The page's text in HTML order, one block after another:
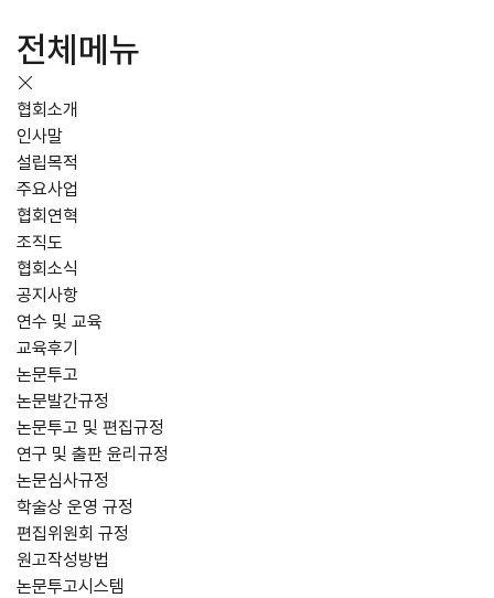
전체메뉴
협회소개
인사말
설립목적
주요사업
협회연혁
조직도
협회소식
공지사항
연수 및 교육
교육후기
논문투고
논문발간규정
논문투고 및 편집규정
연구 및 출판 윤리규정
논문심사규정
학술상 운영 규정
편집위원회 규정
원고작성방법
논문투고시스템